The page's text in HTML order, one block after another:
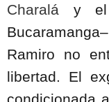
Charalá y el
Ramiro no
libertad. El